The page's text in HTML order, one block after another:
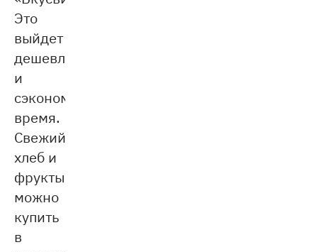
Это
выйдет
дешевле
и
сэкономит
время.
Свежий
хлеб и
фрукты
можно
купить
в